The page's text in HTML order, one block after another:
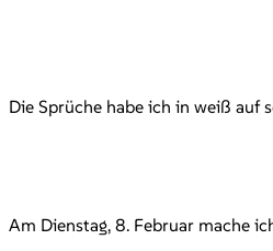
Die Sprüche habe ich in weiß auf
Am Dienstag, 8. Februar mache